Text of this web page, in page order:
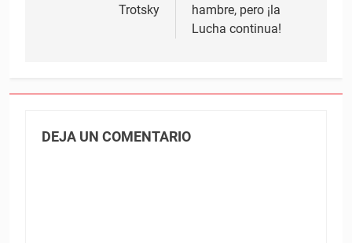
Trotsky
hambre, pero ¡la
Lucha continua!
DEJA UN COMENTARIO